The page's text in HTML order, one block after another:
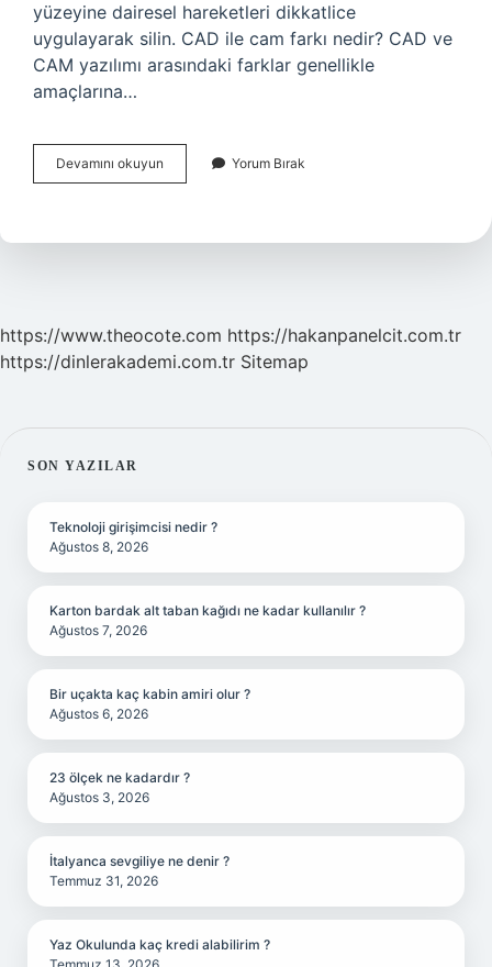
yüzeyine dairesel hareketleri dikkatlice
uygulayarak silin. CAD ile cam farkı nedir? CAD ve
CAM yazılımı arasındaki farklar genellikle
amaçlarına…
Devamını okuyun
Cam
Yorum Bırak
https://www.theocote.com https://hakanpanelcit.com.tr
https://dinlerakademi.com.tr Sitemap
SIDEBAR
SON YAZILAR
Teknoloji girişimcisi nedir ?
Ağustos 8, 2026
Karton bardak alt taban kağıdı ne kadar kullanılır ?
Ağustos 7, 2026
Bir uçakta kaç kabin amiri olur ?
Ağustos 6, 2026
23 ölçek ne kadardır ?
Ağustos 3, 2026
İtalyanca sevgiliye ne denir ?
Temmuz 31, 2026
Yaz Okulunda kaç kredi alabilirim ?